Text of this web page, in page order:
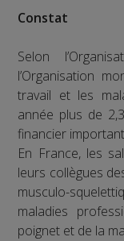
Constat
Selon
l’Organisation
travail et les
année plus de
financier
En France, les
leurs collègues
musculo-
maladies
poignet et de la